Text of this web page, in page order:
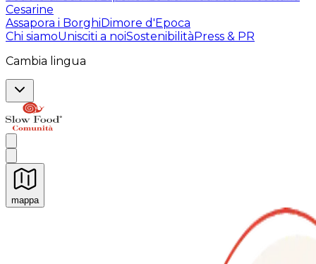
Cesarine
Assapora i BorghiDimore d'Epoca
Chi siamoUnisciti a noiSostenibilitàPress & PR
Cambia lingua
mappa
Esperienze culinarie indimenticabili: Esperienze